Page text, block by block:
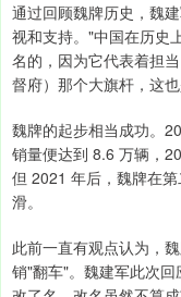
通过回顾魏牌历史，魏
视和支持。"中国在历史
名的，因为它代表着担
督府）那个大旗杆，这
魏牌的起步相当成功。
销量便达到 8.6 万辆，
但 2021 年后，魏牌在
滑。
此前一直有观点认为，
销"翻车"。魏建军此次